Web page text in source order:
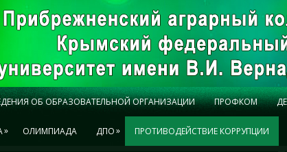
ОБ ОБРАЗОВАТЕЛЬНОЙ ОРГАНИЗАЦИИ ПРОФКОМ
» ОЛИМПИАДА ДПО» ПРОТИВОДЕЙСТВИЕ КОРРУПЦИИ